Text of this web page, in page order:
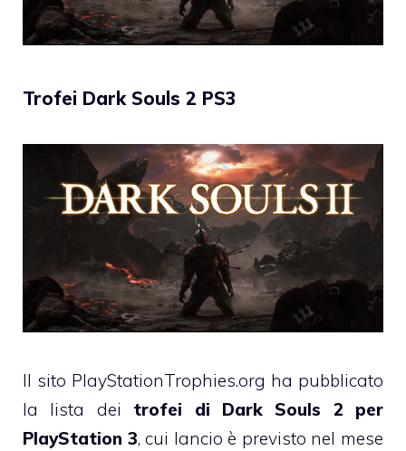
Trofei Dark Souls 2 PS3
Il sito PlayStationTrophies.org ha pubblicato
la lista dei trofei di Dark Souls 2 per
PlayStation 3, cui lancio è previsto nel mese